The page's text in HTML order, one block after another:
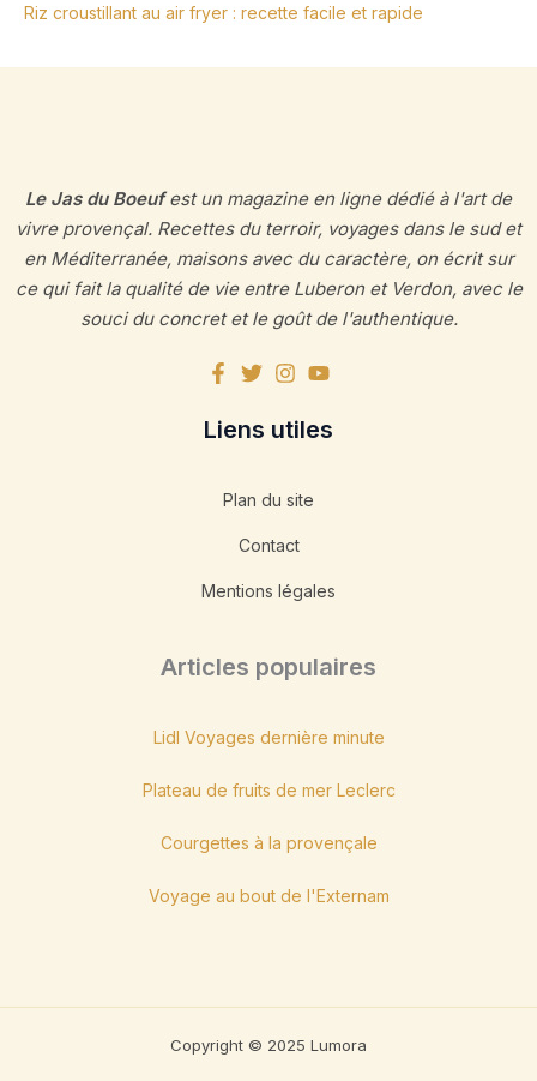
Riz croustillant au air fryer : recette facile et rapide
Le Jas du Boeufest un magazine en ligne dédié à l'art de
vivre provençal. Recettes du terroir, voyages dans le sud et
en Méditerranée, maisons avec du caractère, on écrit sur
ce qui fait la qualité de vie entre Luberon et Verdon, avec le
souci du concret et le goût de l'authentique.
Liens utiles
Plan du site
Contact
Mentions légales
Articles populaires
Lidl Voyages dernière minute
Plateau de fruits de mer Leclerc
Courgettes à la provençale
Voyage au bout de l'Externam
Copyright © 2025 Lumora